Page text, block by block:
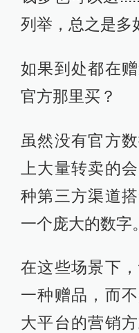
列举，总之是多
如果到处都在
官方那里买？
虽然没有官方
上大量转卖的
种第三方渠道
一个庞大的数字。
在这些场景下
一种赠品，而
大平台的营销